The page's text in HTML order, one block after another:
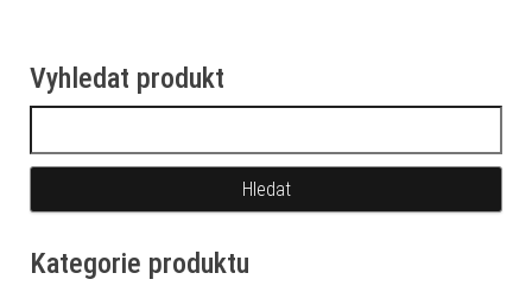
Vyhledat produkt
Kategorie produktu